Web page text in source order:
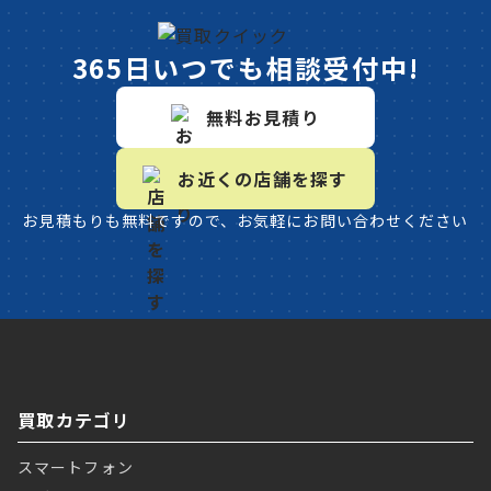
365日いつでも相談受付中!
無料お見積り
お近くの店舗を探す
お見積もりも無料ですので、お気軽にお問い合わせください
買取カテゴリ
スマートフォン